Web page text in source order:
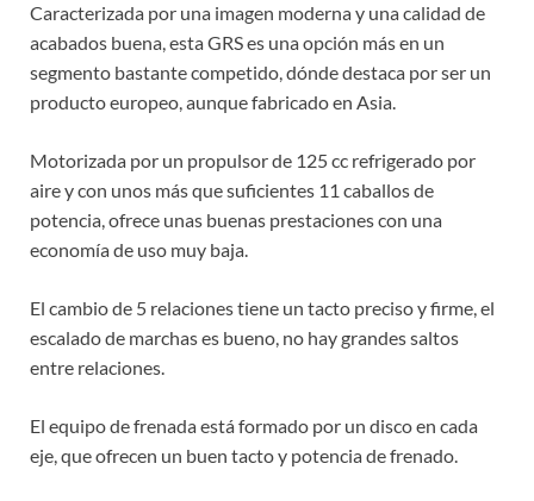
Caracterizada por una imagen moderna y una calidad de
acabados buena, esta GRS es una opción más en un
segmento bastante competido, dónde destaca por ser un
producto europeo, aunque fabricado en Asia.
Motorizada por un propulsor de 125 cc refrigerado por
aire y con unos más que suficientes 11 caballos de
potencia, ofrece unas buenas prestaciones con una
economía de uso muy baja.
El cambio de 5 relaciones tiene un tacto preciso y firme, el
escalado de marchas es bueno, no hay grandes saltos
entre relaciones.
El equipo de frenada está formado por un disco en cada
eje, que ofrecen un buen tacto y potencia de frenado.